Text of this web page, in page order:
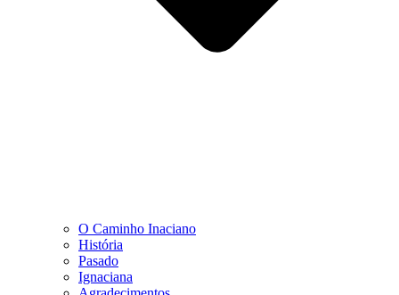
O Caminho Inaciano
História
Pasado
Ignaciana